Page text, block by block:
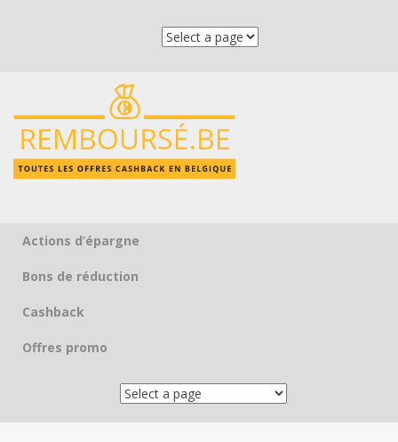
Skip to content
Actions d’épargne
Bons de réduction
Cashback
Offres promo